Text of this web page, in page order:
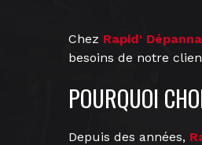
Chez Rapid'
besoins de notre
POURQUOI
Depuis des années,